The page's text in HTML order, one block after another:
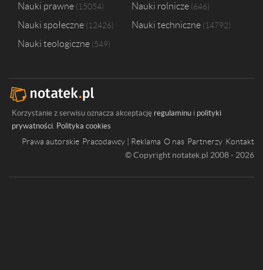
Nauki prawne 15054 Nauki rolnicze 646
Nauki społeczne 12426 Nauki techniczne 14792
Nauki teologiczne 549
Korzystanie z serwisu oznacza akceptację regulaminu i polityki
prywatności. Polityka cookies
Prawa autorskie Pracodawcy | Reklama O nas Partnerzy Kontakt
© Copyright notatek.pl 2008 - 2026